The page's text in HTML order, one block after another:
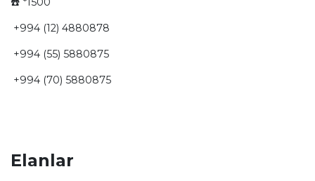
Elanlar
+994 (12) 4880878
+994 (55) 5880875
+994 (70) 5880875